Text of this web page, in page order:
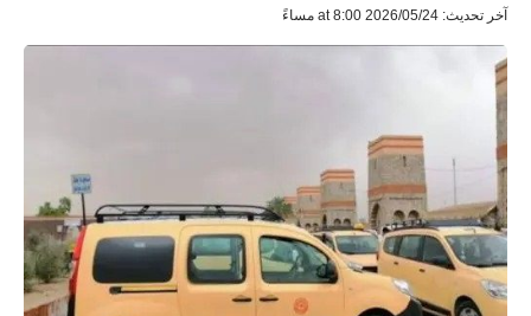
آخر تحديث: 2026/05/24 at 8:00 مساءً